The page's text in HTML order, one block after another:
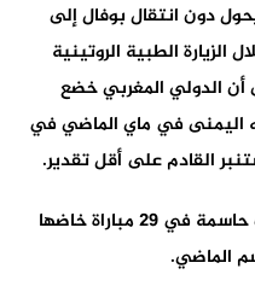
دون انتقال بوفال إلى
الطبية الروتينية
أن الدولي المغربي خضع
اليمنى في ماي الماضي في
القادم على أقل تقدير.
وسجل بوفال 11 هدفا مع 5 تمريرات حاسمة في 29 مباراة خاضها
الماضي.